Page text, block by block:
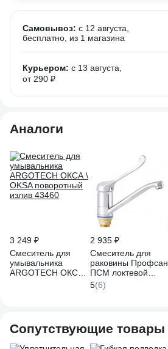
Самовывоз: c 12 августа,
бесплатно , из 1 магазина
Курьером: c 13 августа,
от 290 ₽
Аналоги
3 249 ₽
Смеситель для
умывальника
ARGOTECH ОКСА \
2 935 ₽
Смеситель для
раковины Профсан
ПСМ локтевой
МЕДИК
хирургический тип
5(6)
Сопутствующие товары